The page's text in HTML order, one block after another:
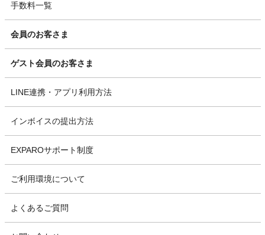
手数料一覧
会員のお客さま
ゲスト会員のお客さま
LINE連携・アプリ利用方法
インボイスの提出方法
EXPAROサポート制度
ご利用環境について
よくあるご質問